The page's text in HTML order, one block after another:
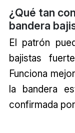
¿Qué tan
bandera
El patrón
bajistas
Funciona
la bandera
confirmada